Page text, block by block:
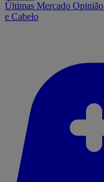
Últimas Mercado Opinião
e Cabelo